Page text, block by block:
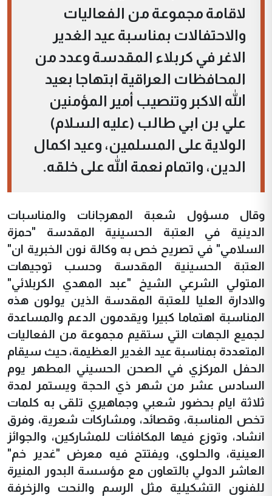
لاقامة مجموعة من الفعاليات
والاحتفالات بمناسبة عيد الغدير
الاغر في كربلاء المقدسة وعدد من
المحافظات العراقية ابتهاجا بعيد
الله الاكبر وتنصيب أمير المؤمنين
علي بن ابي طالب (عليه السلام)
الولاية على المسلمين، وعيد اكمال
الدين، واتمام نعمة الله على خلقه.
وقال مسؤول شعبة المهرجانات والمناسبات
الدينية في العتبة الحسينية المقدسة "حمزة
السلامي" في تصريح خص به وكالة نون الخبرية ان"
العتبة الحسينية المقدسة وحسب توجيهات
المتولي الشرعي الشيخ "عبد المهدي الكربلائي"
والادارة العليا للعتبة المقدسة الذين يولون هذه
المناسبة اهتماما كبيرا ويقدمون الدعم والمساعدة
لجميع الجهات التي ستقيم مجموعة من الفعاليات
المتعددة بمناسبة عيد الغدير العظيمة، حيث سيقام
الحفل المركزي في الصحن الحسيني المطهر يوم
السادس عشر من شهر ذي الحجة ويستمر لمدة
ثلاثة ايام بحضور شعبي وجماهيري تلقى به كلمات
تخص المناسبة، وقصائد، ومشاركات شعرية، وفرق
انشاد، وتوزع فيها المكافئات للمشاركين، والجوائز
العينية، والحلوى، ويفتتح فيه معرض "غدير خم"
العاشر الدولي بالتعاون مع مؤسسة البدور المنيرة
للفنون التشكيلية مثل الرسم والنحت والزخرفة